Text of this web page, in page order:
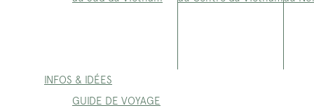
INFOS & IDÉES
GUIDE DE VOYAGE